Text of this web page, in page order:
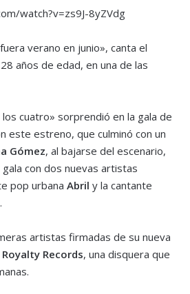
watch?v=zs9J-8yZVdg
verano en junio», canta el
años de edad, en una de las
cuatro» sorprendió en la gala de
este estreno, que culminó con un
Gómez, al bajarse del escenario,
con dos nuevas artistas
pop urbana Abril y la cantante
.
artistas firmadas de su nueva
Royalty Records, una disquera que